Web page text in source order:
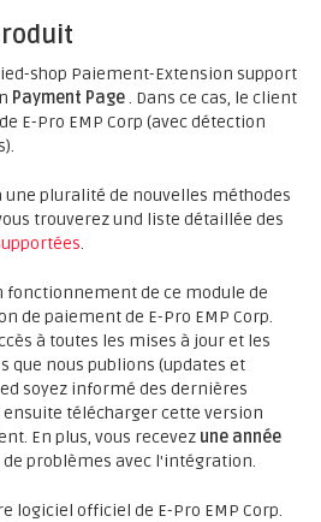
shop Paiement-Extension support
Payment Page. Dans ce cas, le client
E-Pro EMP Corp (avec détection
une pluralité de nouvelles méthodes
trouverez und liste détaillée des
.
fonctionnement de ce module de
de paiement de E-Pro EMP Corp.
à toutes les mises à jour et les
que nous publions (updates et
soyez informé des dernières
ensuite télécharger cette version
En plus, vous recevez une année
problèmes avec l'intégration.
logiciel officiel de E-Pro EMP Corp.